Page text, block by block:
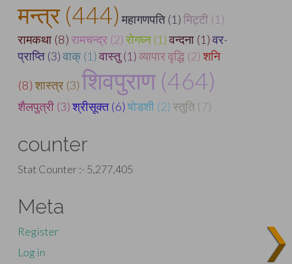
मन्त्र (444) महागणपति (1) मिट्टी (1)
रामकथा (8) रामचन्द्र (2) रोगघ्न (1) वन्दना (1) वर-
प्राप्ति (3) वाक् (1) वास्तु (1) व्यापार वृद्धि (2) शनि
(8) शास्त्र (3) शिवपुराण (464)
शैलपुत्री (3) श्रीसूक्त (6) षोडशी (2) स्तुति (7)
counter
Stat Counter :- 5,277,405
Meta
Register
Log in